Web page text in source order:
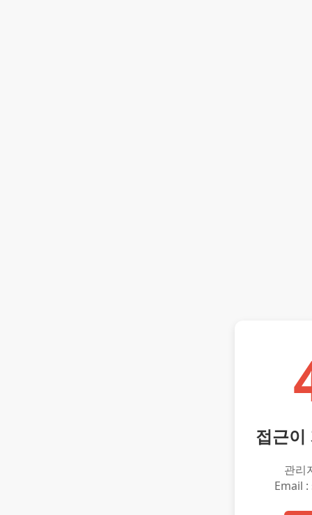
접근이
관리
Email